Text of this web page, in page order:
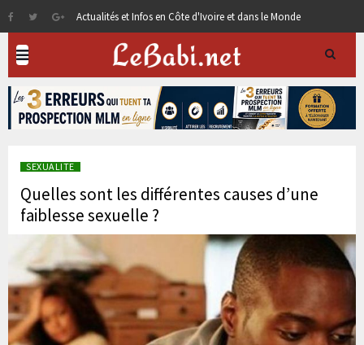
Actualités et Infos en Côte d'Ivoire et dans le Monde
SEXUALITE
Quelles sont les différentes causes d’une
faiblesse sexuelle ?